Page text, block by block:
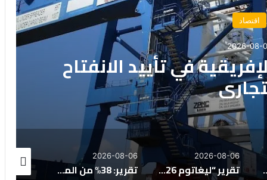
اقتصاد
2026-08-06
الأولويات الكبرى لمشروع
مالية 2027
تقرير “ليغاتوم 2026”: المغرب يتقدم اقتصادياً لكن تحديات التعليم والصحة تعرقل الازدهار
2026-08-06
تقرير: 38% من المغاربة يخصصون أكثر من 40% من دخلهم لسداد القروض
2026-08-06
06